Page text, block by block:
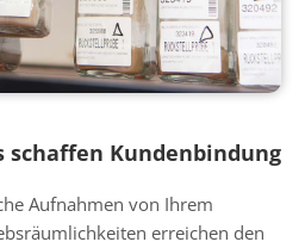
schaffen Kundenbindung
Aufnahmen von Ihrem
erreichen den